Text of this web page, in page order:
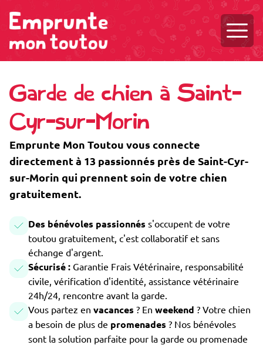
Garde de chien à Saint-
Cyr-sur-Morin
Emprunte Mon Toutou vous connecte
directement à 13 passionnés près de Saint-Cyr-
sur-Morin qui prennent soin de votre chien
gratuitement.
Des bénévoles passionnés s'occupent de votre
toutou gratuitement, c'est collaboratif et sans
échange d'argent.
Sécurisé : Garantie Frais Vétérinaire, responsabilité
civile, vérification d'identité, assistance vétérinaire
24h/24, rencontre avant la garde.
Vous partez en vacances ? En weekend ? Votre chien
a besoin de plus de promenades ? Nos bénévoles
sont la solution parfaite pour la garde ou promenade